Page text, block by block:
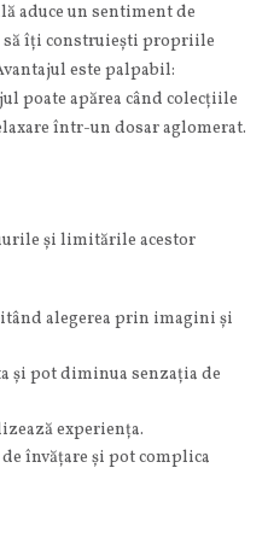
aduce un sentiment de
să îți construiești propriile
este palpabil:
poate apărea când colecțiile
într-un dosar aglomerat.
și limitările acestor
alegerea prin imagini și
și pot diminua senzația de
experiența.
învățare și pot complica